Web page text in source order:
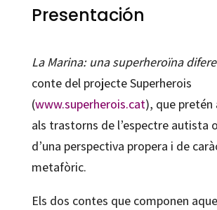
diferent
Presentación
La Marina: una superheroïna
conte del projecte Superherois
(www.superherois.cat), que pretén
als trastorns de l’espectre autista
d’una perspectiva propera i de
metafòric.
Els dos contes que componen